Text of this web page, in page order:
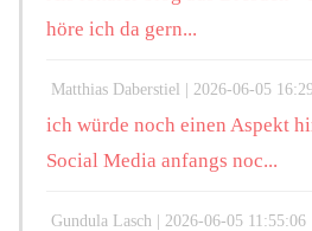
höre ich da gern...
Matthias Daberstiel | 2026-06-05
ich würde noch einen Aspekt
Social Media anfangs noc...
Gundula Lasch | 2026-06-05 11:55:06